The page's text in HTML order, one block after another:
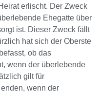
erlischt. Der Zweck
Ehegatte über
ist. Dieser Zweck fällt
hat sich der Oberste
ob das
wenn der überlebende
gilt für
wenn der